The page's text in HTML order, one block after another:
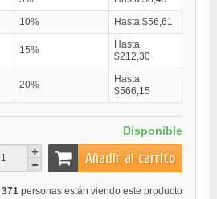
10% Hasta $56,61
15%
Hasta
$212,30
20%
Hasta
$566,15
Disponible
Añadir al carrito
371 personas están viendo este producto